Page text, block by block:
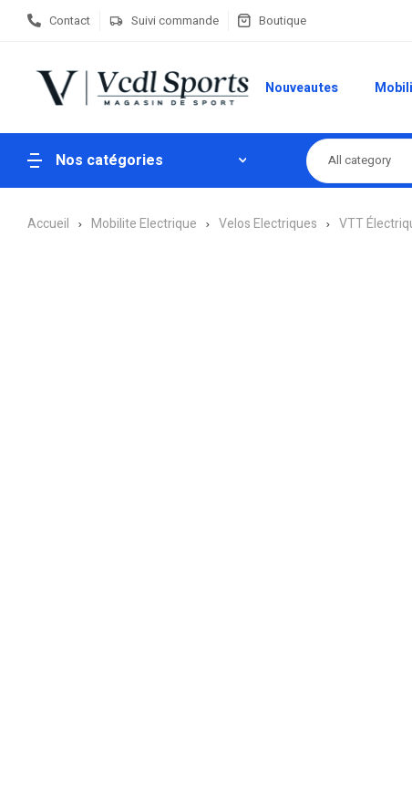
Contact Suivi commande Boutique
Nouveautes
Nos catégories All category
Accueil Mobilite Electrique Velos Electriques VTT